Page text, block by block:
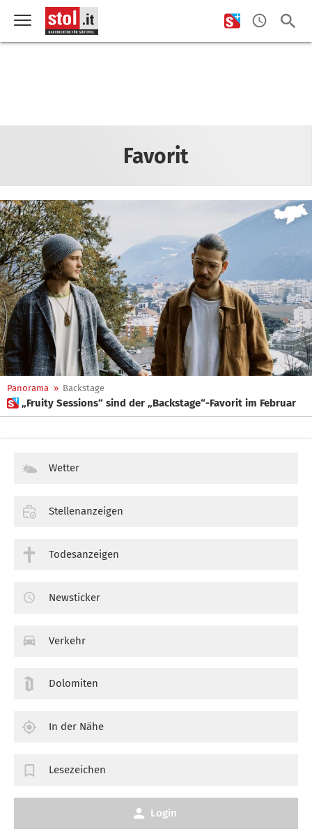
Favorit
Panorama » Backstage
 „Fruity Sessions“ sind der „Backstage“-Favorit im Februar
Wetter
Stellenanzeigen
Todesanzeigen
Newsticker
Verkehr
Dolomiten
In der Nähe
Lesezeichen
Login